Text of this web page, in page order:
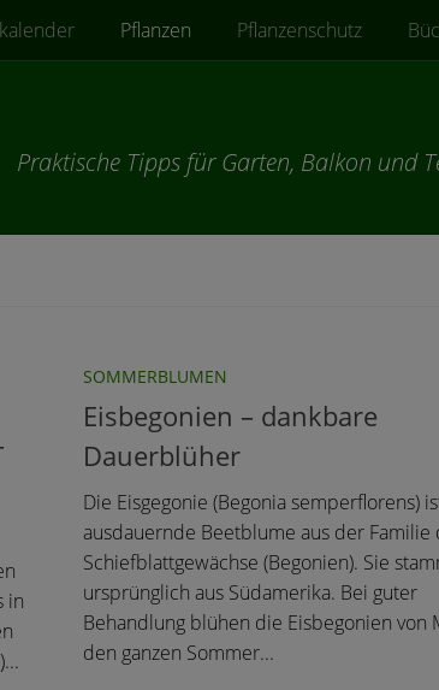
Pflanzen Pflanzenschutz
Praktische Tipps für Garten, Balkon und
in
SOMMERBLUMEN
Eisbegonien – dankbare
Dauerblüher
Die Eisgegonie (Begonia semperflorens)
ausdauernde Beetblume aus der Familie
Schiefblattgewächse (Begonien). Sie
ursprünglich aus Südamerika. Bei guter
Behandlung blühen die Eisbegonien von
den ganzen Sommer...